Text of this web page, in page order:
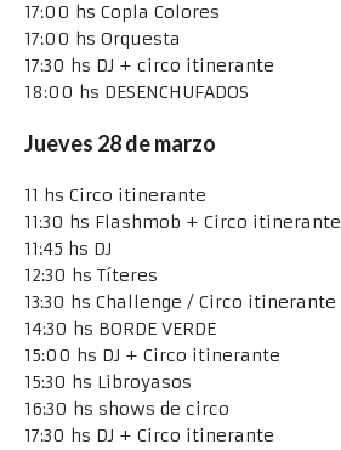
17:00 hs Copla Colores
17:00 hs Orquesta
17:30 hs DJ + circo itinerante
18:00 hs DESENCHUFADOS
Jueves 28 de marzo
11 hs Circo itinerante
11:30 hs Flashmob + Circo itinerante
11:45 hs DJ
12:30 hs Títeres
13:30 hs Challenge / Circo itinerante
14:30 hs BORDE VERDE
15:00 hs DJ + Circo itinerante
15:30 hs Libroyasos
16:30 hs shows de circo
17:30 hs DJ + Circo itinerante